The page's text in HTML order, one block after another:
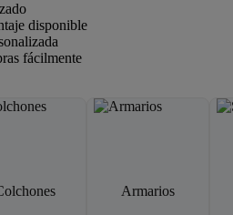
disponible
fácilmente
Armarios